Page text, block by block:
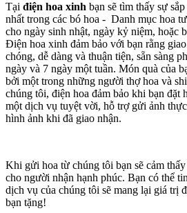
Tại điện hoa xinh bạn sẽ tìm thấy sự
nhất trong các bó hoa - Danh mục hoa
cho ngày sinh nhật, ngày kỷ niệm, hoặc
Điện hoa xinh đảm bảo với bạn rằng
chóng, dễ dàng và thuận tiện, sẵn sàng
ngày và 7 ngày một tuần. Món quà của
bởi một trong những người thợ hoa và
chúng tôi, điện hoa đảm bảo khi bạn đặt
một dịch vụ tuyệt vời, hỗ trợ gửi ảnh
hình ảnh khi đã giao nhận.
Khi gửi hoa từ chúng tôi bạn sẽ cảm
cho người nhận hạnh phúc. Bạn có thể
dịch vụ của chúng tôi sẽ mang lại giá trị
bạn tặng!